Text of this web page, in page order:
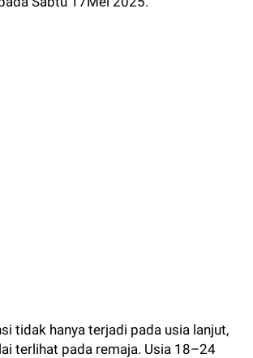
tidak hanya terjadi pada usia lanjut,
terlihat pada remaja. Usia 18–24